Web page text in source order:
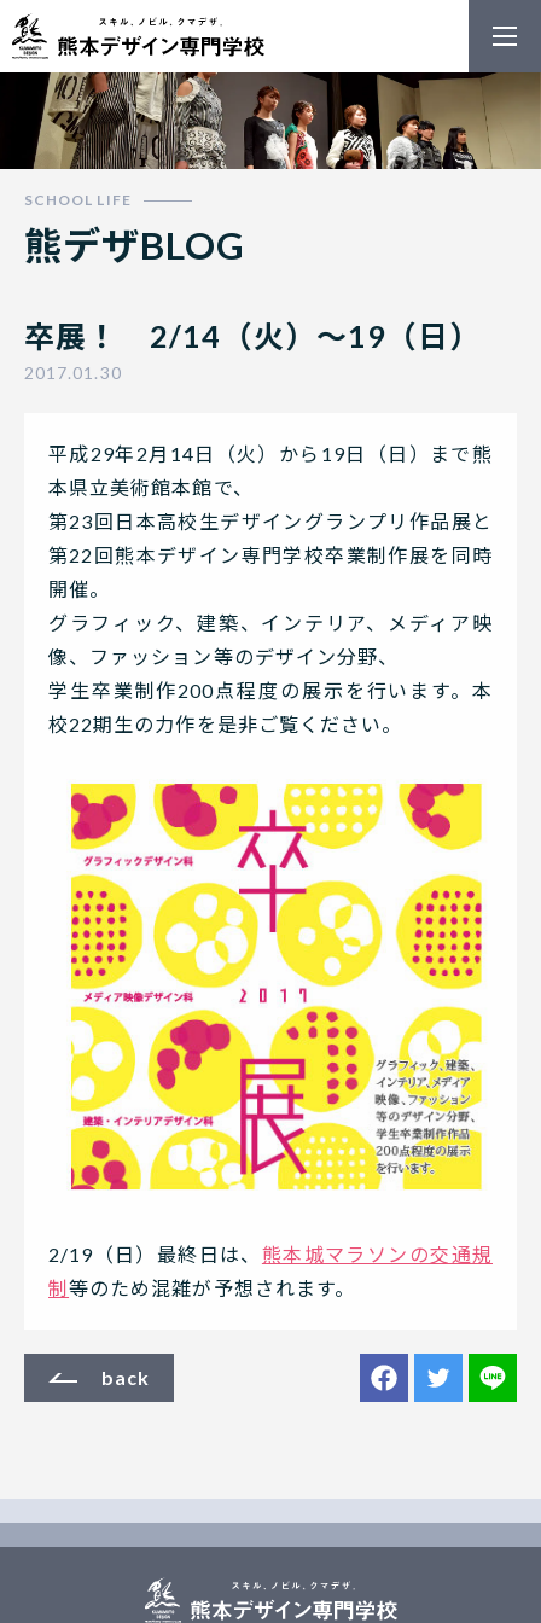
熊本デザイン
熊デザBLOG
卒展！ 2/14（火）～19（日）
2017.01.30
平成29年2月14日（火）から19日（日）まで熊
本県立美術館本館で、
第23回日本高校生デザイングランプリ作品展と
第22回熊本デザイン専門学校卒業制作展を同時
開催。
グラフィック、建築、インテリア、メディア映
像、ファッション等のデザイン分野、
学生卒業制作200点程度の展示を行います。本
校22期生の力作を是非ご覧ください。
2/19（日）最終日は、 熊本城マラソンの交通規
制等のため混雑が予想されます。
back